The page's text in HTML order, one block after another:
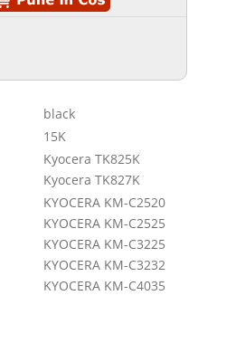
black
15K
Kyocera TK825K
Kyocera TK827K
KYOCERA KM-C2520
KYOCERA KM-C2525
KYOCERA KM-C3225
KYOCERA KM-C3232
KYOCERA KM-C4035